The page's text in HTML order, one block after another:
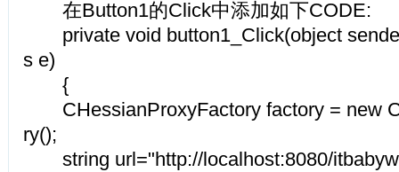
在Button1的Click中添加如下CODE:
private void button1_Click(object
s e)
{
CHessianProxyFactory factory = new
ry();
string url="http://localhost:8080/